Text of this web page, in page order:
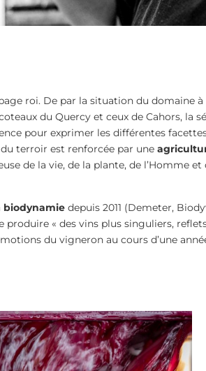
roi. De par la situation du domaine à
du Quercy et ceux de Cahors, la
pour exprimer les différentes
terroir est renforcée par une
de la vie, de la plante, de l’Homme et
biodynamiedepuis 2011 (Demeter,
produire « des vins plus singuliers,
du vigneron au cours d’une